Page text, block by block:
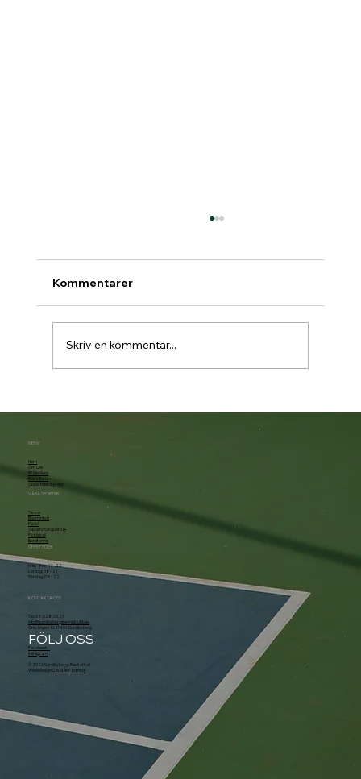
Kommentarer
Skriv en kommentar...
MENY
Hem
Om Oss
Bli Medlem
Boka Bana
Öppettider & priser
VÅRA SPORTER
Tennis
Badminton
Padel
Squash/Racquetball
Pickleball
Bordtennis
ÖPPETTIDER
Mån - Fre: 07 - 22
Lördag: 08 - 21
Söndag: 08 - 22
KONTAKTA OSS
Tel. 08-628 20 29
info@sundbybergstennisklubb.se
Örsvängen 10, 174 51 Sundbyberg
FÖLJ OSS
Facebook
Instagram
© 2026 Sundbybergs Rackethall
WebbdesignDavid Åhr Törnros